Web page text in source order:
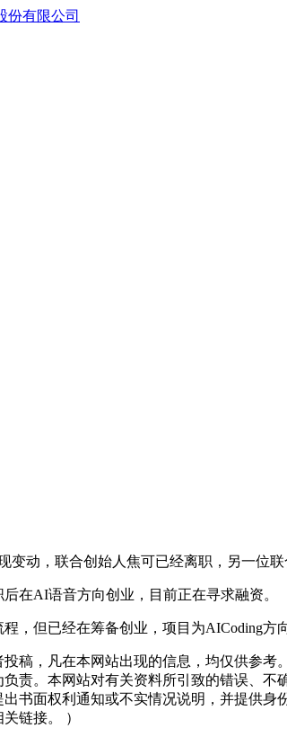
，联合创始人焦可已经离职，另一位联
AI语音方向创业，目前正在寻求融资。
但已经在筹备创业，项目为AICoding方
，凡在本网站出现的信息，均仅供参考
责。本网站对有关资料所引致的错误、
书面权利通知或不实情况说明，并提供
链接。 ）